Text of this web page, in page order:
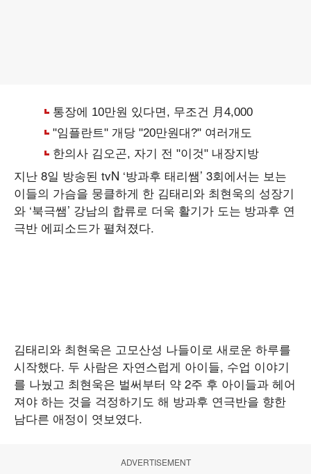
지난 8일 방송된 tvN ‘방과후 태리쌤’ 3회에서는 보는
이들의 가슴을 뭉클하게 한 김태리와 최현욱의 성장기
와 ‘북극쌤’ 강남의 합류로 더욱 활기가 도는 방과후 연
극반 에피소드가 펼쳐졌다.
김태리와 최현욱은 고모산성 나들이로 새로운 하루를
시작했다. 두 사람은 자연스럽게 아이들, 수업 이야기
를 나눴고 최현욱은 벌써부터 약 2주 후 아이들과 헤어
져야 하는 것을 걱정하기도 해 방과후 연극반을 향한
남다른 애정이 엿보였다.
ADVERTISEMENT